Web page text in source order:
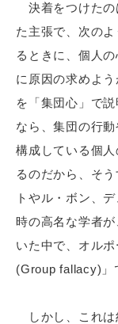
決着をつけたの
た主張で、次の
るときに、個人
に原因の求めよ
を「集団心」で
なら、集団の行
構成している個
るのだから、そ
トやル・ボン、
時の高名な学者
いた中で、オル
(Group fallacy)」
しかし、これは